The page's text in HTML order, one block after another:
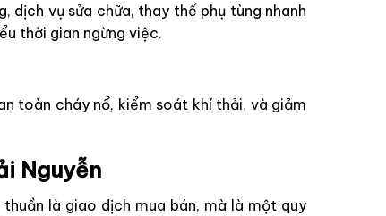
dịch vụ sửa chữa, thay thế phụ tùng nhanh
thời gian ngừng việc.
toàn cháy nổ, kiểm soát khí thải, và giảm
Nguyễn
thuần là giao dịch mua bán, mà là một quy